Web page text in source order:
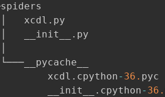
xcdl
. py
__init__
. py
xcdl
. cpython- 36. pyc
__init__
. cpython- 36.